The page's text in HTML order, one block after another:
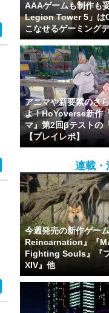
AAAゲームも制作も
Legion Tower 5」は
こなせるゲーミング
アニマや新要素のさ
よ！HoYoverse新作
マ』第2回βテストの
【プレイレポ】
連載・
今週発売の新作ゲー
Reincarnation』『
Fighting Souls』『
XIV』他